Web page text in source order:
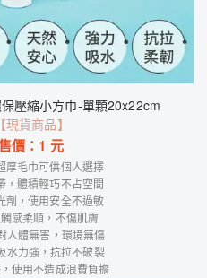
壓縮小方巾-單顆20x22cm
貨商品】
價： 1 元
厚毛巾可供個人選擇
，體積輕巧不占空間
劑，使用安全不過敏
感柔順，不傷肌膚
人體無害，環境無傷
水力強，抗拉不破裂
使用不造成浪費負擔